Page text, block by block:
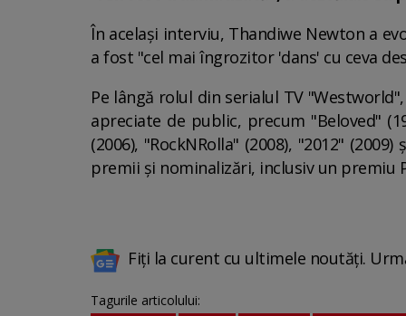
În acelaşi interviu, Thandiwe Newton a
a fost "cel mai îngrozitor 'dans' cu ceva
Pe lângă rolul din serialul TV
apreciate de public, precum "Beloved"
(2006), "RockNRolla" (2008), "2012"
premii şi nominalizări, inclusiv un premiu
Fiți la curent cu ultimele noutăți.
Tagurile articolului: